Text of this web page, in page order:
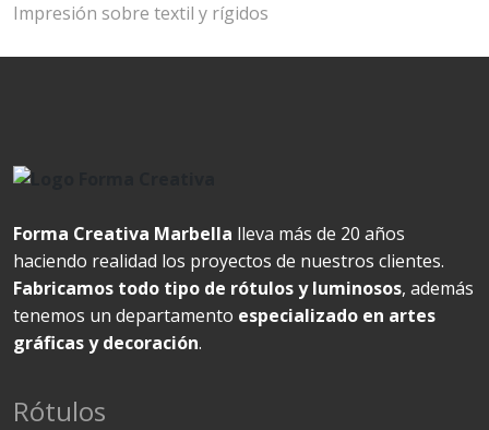
Impresión sobre textil y rígidos
Forma Creativa Marbella lleva más de 20 años
haciendo realidad los proyectos de nuestros clientes.
Fabricamos todo tipo de rótulos y luminosos, además
tenemos un departamento especializado en artes
gráficas y decoración.
Rótulos